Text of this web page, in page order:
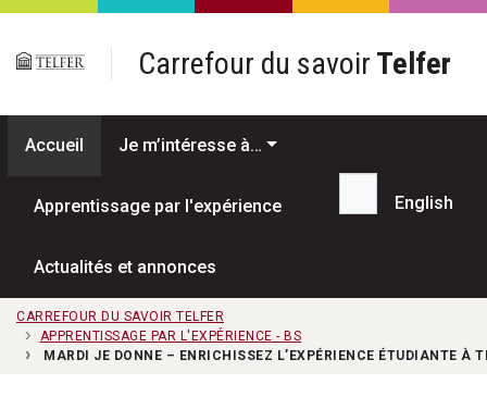
Passer au contenu principal
Carrefour du savoir Telfer
Accueil Je m’intéresse à…
Apprentissage par l'expérience
Actualités et annonces
Recherche...
English
CARREFOUR DU SAVOIR TELFER
APPRENTISSAGE PAR L'EXPÉRIENCE - BS
MARDI JE DONNE – ENRICHISSEZ L’EXPÉRIENCE ÉTUDIANTE À